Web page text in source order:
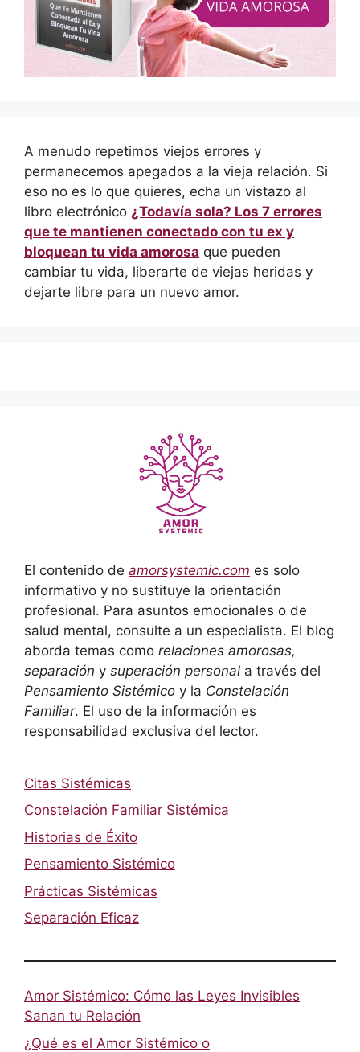
A menudo repetimos viejos errores y
permanecemos apegados a la vieja relación. Si
eso no es lo que quieres, echa un vistazo al
libro electrónico ¿Todavía sola? Los 7 errores
que te mantienen conectado con tu ex y
bloquean tu vida amorosa que pueden
cambiar tu vida, liberarte de viejas heridas y
dejarte libre para un nuevo amor.
El contenido de amorsystemic.com es solo
informativo y no sustituye la orientación
profesional. Para asuntos emocionales o de
salud mental, consulte a un especialista. El blog
aborda temas como relaciones amorosas,
separación y superación personal a través del
Pensamiento Sistémico y la Constelación
Familiar. El uso de la información es
responsabilidad exclusiva del lector.
Citas Sistémicas
Constelación Familiar Sistémica
Historias de Éxito
Pensamiento Sistémico
Prácticas Sistémicas
Separación Eficaz
Amor Sistémico: Cómo las Leyes Invisibles
Sanan tu Relación
¿Qué es el Amor Sistémico o